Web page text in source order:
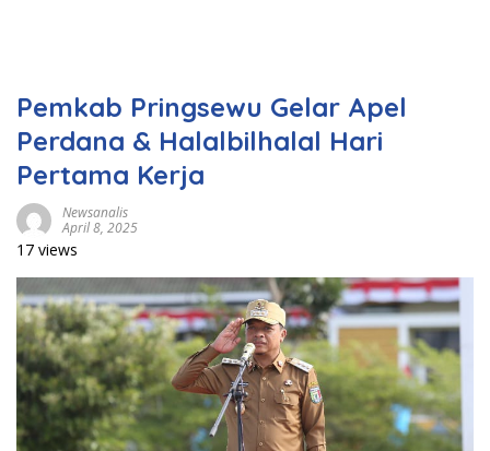
Pemkab Pringsewu Gelar Apel
Perdana & Halalbilhalal Hari
Pertama Kerja
Newsanalis
April 8, 2025
17 views